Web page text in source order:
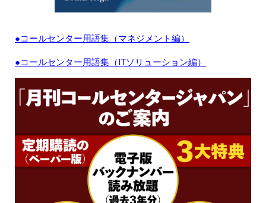
●コールセンター用語集（マネジメント編）
●コールセンター用語集（ITソリューション編）